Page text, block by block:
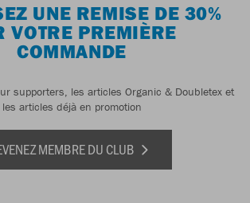
UNE REMISE DE 30%
VOTRE PREMIÈRE
COMMANDE
supporters, les articles Organic & Doubletex et
les articles déjà en promotion
MEMBRE DU CLUB